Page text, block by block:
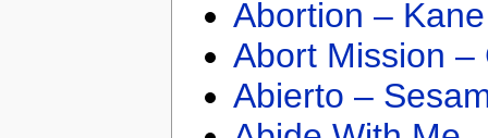
Abortion –
Abort Mission –
Abierto –